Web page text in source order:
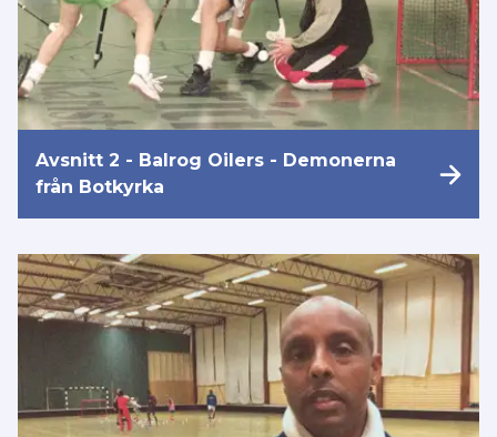
Avsnitt 2 - Balrog Oilers - Demonerna
från Botkyrka